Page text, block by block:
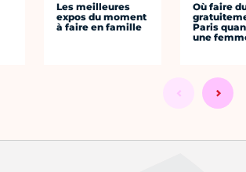
Les meilleures
expos du moment
à faire en famille
Où faire
Paris
une